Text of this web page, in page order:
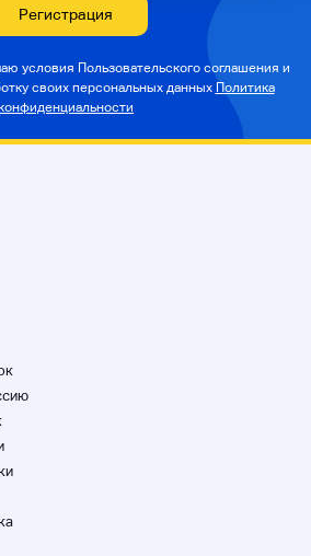
Регистрация
условия Пользовательского соглашения и
своих персональных данных Политика